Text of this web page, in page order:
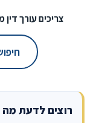
צריכים עורך דין
רוצים לדעת